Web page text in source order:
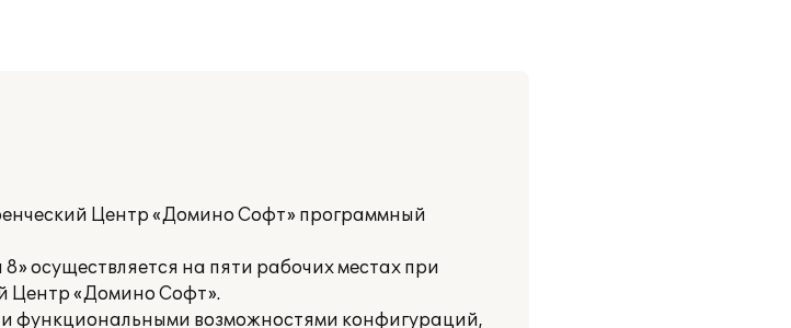
Центр «Домино Софт» программный
осуществляется на пяти рабочих местах при
Центр «Домино Софт».
функциональными возможностями конфигураций,